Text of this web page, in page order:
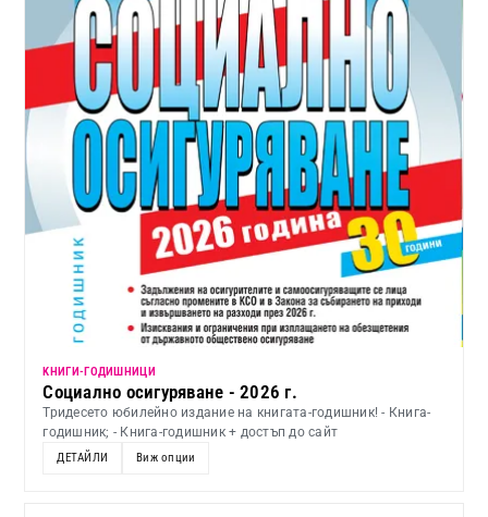
KНИГИ-ГОДИШНИЦИ
Социално осигуряване - 2026 г.
Тридесето юбилейно издание на книгата-годишник! - Книга-
годишник; - Книга-годишник + достъп до сайт
ДЕТАЙЛИ Виж опции